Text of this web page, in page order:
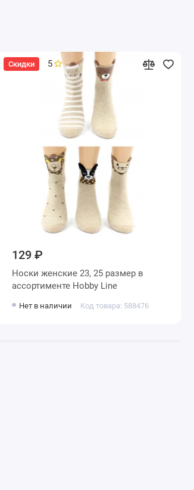
Скидки 5
129 ₽
Носки женские 23, 25 размер в
ассортименте Hobby Line
Нет в наличии Код товара: 588476